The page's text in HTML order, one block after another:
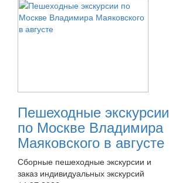
Пешеходные экскурсии
по Москве Владимира
Маяковского в августе
Сборные пешеходные экскурсии и
заказ индивидуальных экскурсий